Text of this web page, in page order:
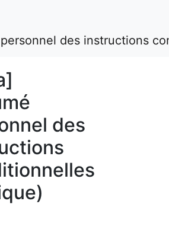
des instructions
des